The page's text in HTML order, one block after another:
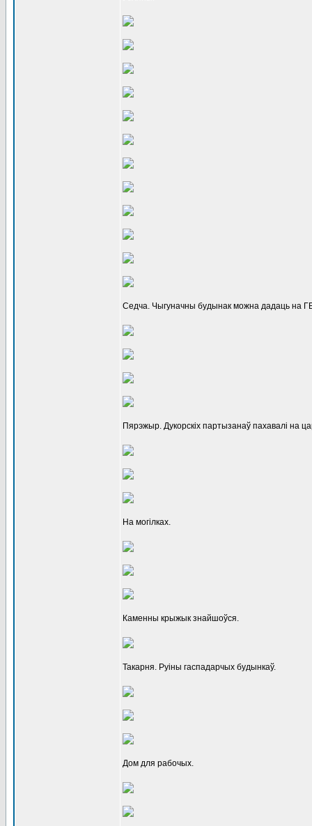
Седча. Чыгуначны будынак можна дадаць на
Пярэжыр. Дукорскіх партызанаў пахавалі на
На могілках.
Каменны крыжык знайшоўся.
Такарня. Руіны гаспадарчых будынкаў.
Дом для рабочых.